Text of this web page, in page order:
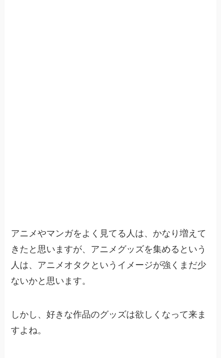
アニメやマンガをよく見てる人は、かなり増えて
きたと思いますが、アニメグッズを集めるという
人は、アニメオタクというイメージが強くまだ少
ないかと思います。
しかし、好きな作品のグッズは欲しくなって来ま
すよね。